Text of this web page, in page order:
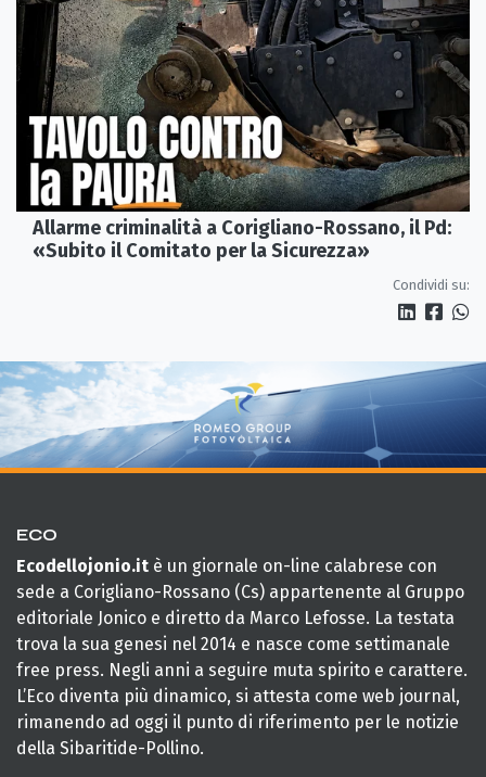
Allarme criminalità a Corigliano-Rossano, il Pd:
«Subito il Comitato per la Sicurezza»
Condividi su:
ECO
Ecodellojonio.it è un giornale on-line calabrese con
sede a Corigliano-Rossano (Cs) appartenente al Gruppo
editoriale Jonico e diretto da Marco Lefosse. La testata
trova la sua genesi nel 2014 e nasce come settimanale
free press. Negli anni a seguire muta spirito e carattere.
L’Eco diventa più dinamico, si attesta come web journal,
rimanendo ad oggi il punto di riferimento per le notizie
della Sibaritide-Pollino.